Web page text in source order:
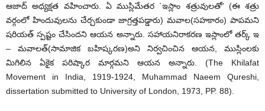
ఆజాద్ అధ్యక్షత వహించారు. ఏ ముస్లిమేతర `ఇస్లాం శత్రువులతో’ (ఈ శత్రు
వర్గంలో హిందువులను చేర్చకుండా జాగ్రత్తపడ్డారు) మవాల(సహకారం) పాపమని
షరియత్ స్పష్టం చేసిందని ఆయన అన్నారు. సహాయనిరాకరణ ఇస్లాంలో తర్క్ ఇ
– మవాలత్(సామాజిక బహిష్కరణ)అని నిర్వచించిన ఆయన, ముస్లింలకు
మిగిలిన ఏకైక పరిష్కార మార్గమని ఆయన అన్నారు. (The Khilafat
Movement in India, 1919-1924, Muhammad Naeem Qureshi,
dissertation submitted to University of London, 1973, PP. 88).